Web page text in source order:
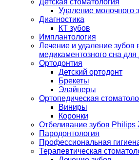
Детская стоматология
Удаление молочного
Диагностика
КТ зубов
Имплантология
Лечение и удаление зубов
медикаментозного сна
Ортодонтия
Детский ортодонт
Брекеты
Элайнеры
Ортопедическая
Виниры
Коронки
Отбеливание зубов Philips
Пародонтология
Профессиональная
Терапевтическая